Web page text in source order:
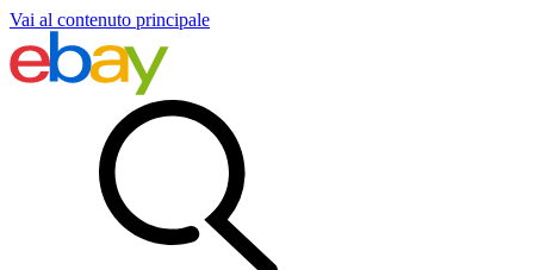
Vai al contenuto principale